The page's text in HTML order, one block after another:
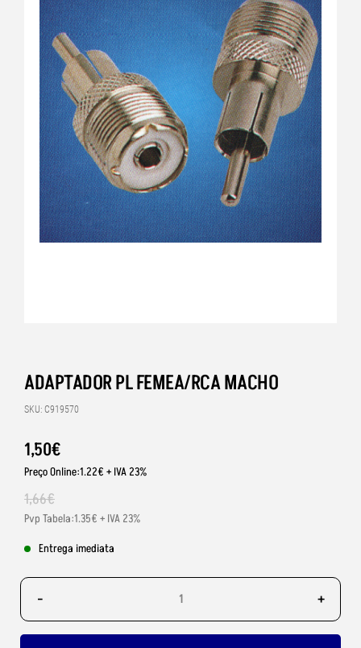
ADAPTADOR PL FEMEA/RCA MACHO
SKU: C919570
1,50€
Preço Online:1.22€ + IVA 23%
1,66€
Pvp Tabela:1.35€ + IVA 23%
Entrega imediata
- +